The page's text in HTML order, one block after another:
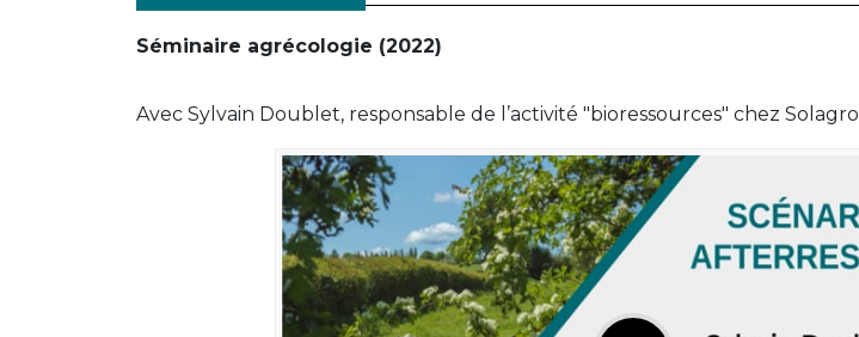
Séminaire agrécologie (2022)
Avec Sylvain Doublet, responsable de l’activité "bioressources" chez Solagro